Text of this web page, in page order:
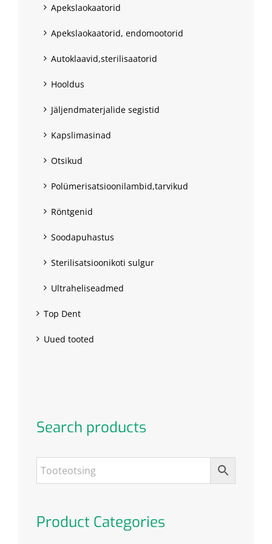
Apekslaokaatorid
Apekslaokaatorid, endomootorid
Autoklaavid,sterilisaatorid
Hooldus
Jäljendmaterjalide segistid
Kapslimasinad
Otsikud
Polümerisatsioonilambid,tarvikud
Röntgenid
Soodapuhastus
Sterilisatsioonikoti sulgur
Ultraheliseadmed
Top Dent
Uued tooted
Search products
Product Categories